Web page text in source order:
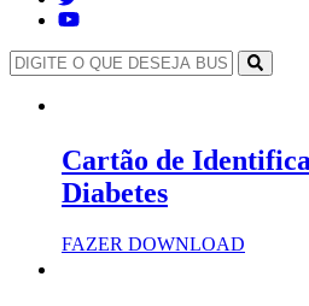
Cartão de
Diabetes
FAZER DOWNLOAD